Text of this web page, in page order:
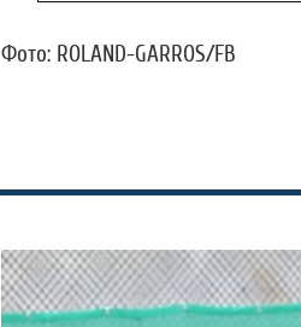
Фото: ROLAND-GARROS/FB